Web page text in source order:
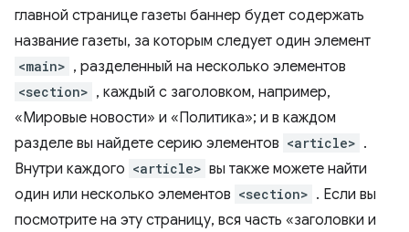
главной странице газеты баннер будет содержать
название газеты, за которым следует один элемент
<main> , разделенный на несколько элементов
<section> , каждый с заголовком, например,
«Мировые новости» и «Политика»; и в каждом
разделе вы найдете серию элементов <article> .
Внутри каждого <article> вы также можете найти
один или несколько элементов <section> . Если вы
посмотрите на эту страницу, вся часть «заголовки и